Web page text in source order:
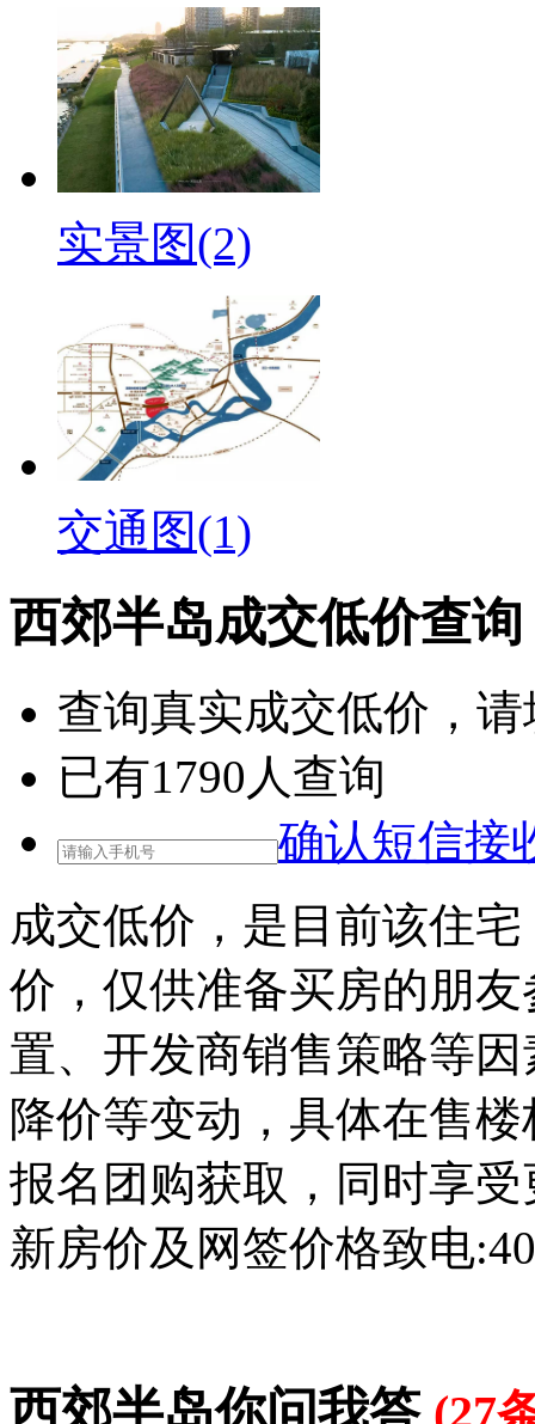
实景图(2)
交通图(1)
西郊半岛成交低价查询
查询真实成交低价 ，
已有1790 人查询
确认短信接
成交低价，是目前该住
价，仅供准备买房的朋
置、开发商销售策略等
降价等变动，具体在售
报名团购获取，同时享
新房价及网签价格致电
西郊半岛你问我答 (27